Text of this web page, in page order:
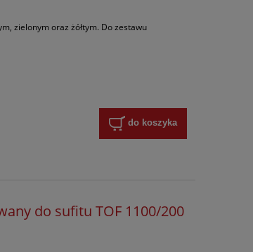
zielonym oraz żółtym. Do zestawu
do koszyka
do sufitu TOF 1100/200